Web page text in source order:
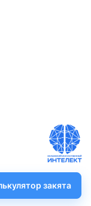
закята